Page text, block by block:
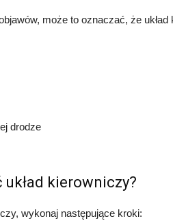
może to oznaczać, że
drodze
kierowniczy?
wykonaj następujące kroki: